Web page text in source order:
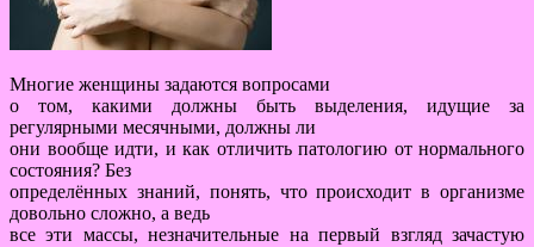
Многие женщины задаются вопросами
о том, какими должны быть выделения, идущие за
регулярными месячными, должны ли
они вообще идти, и как отличить патологию от нормального
состояния? Без
определённых знаний, понять, что происходит в организме
довольно сложно, а ведь
все эти массы, незначительные на первый взгляд зачастую